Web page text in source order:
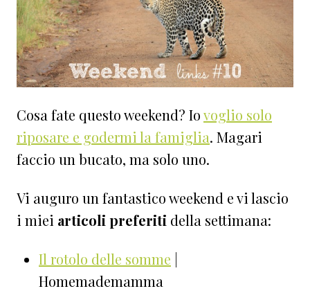
Cosa fate questo weekend? Iovoglio solo
riposare e godermi la famiglia. Magari
faccio un bucato, ma solo uno.
Vi auguro un fantastico weekend e vi lascio
i miei articoli preferiti della settimana:
Il rotolo delle somme |
Homemademamma